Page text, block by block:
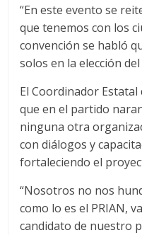
“En este evento se
que tenemos con los
convención se habló
solos en la elección del
El Coordinador
que en el partido
ninguna otra
con diálogos y
fortaleciendo el
“Nosotros no nos
como lo es el PRIAN,
candidato de nuestro